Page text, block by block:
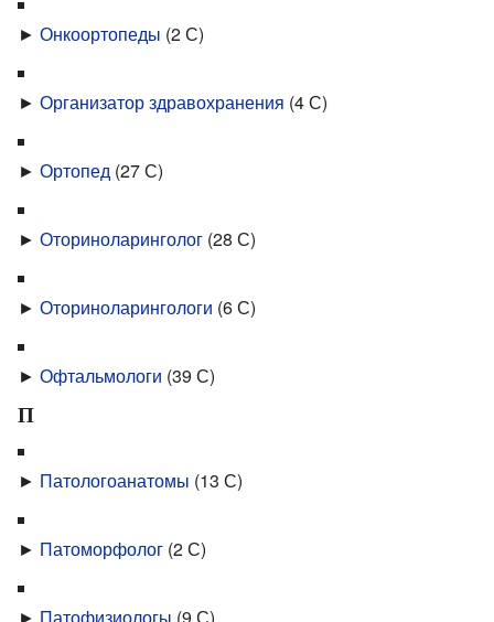
► Онкоортопеды (2 С)
► Организатор здравохранения (4 С)
► Ортопед (27 С)
► Оториноларинголог (28 С)
► Оториноларингологи (6 С)
► Офтальмологи (39 С)
П
► Патологоанатомы (13 С)
► Патоморфолог (2 С)